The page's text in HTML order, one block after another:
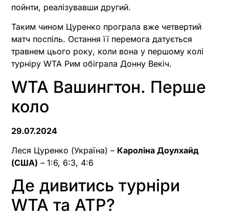
пойнти, реалізувавши другий.
Таким чином Цуренко програла вже четвертий
матч поспіль. Остання її перемога датується
травнем цього року, коли вона у першому колі
турніру WTA Рим обіграла Донну Векіч.
WTA Вашингтон. Перше
коло
29.07.2024
Леся Цуренко (Україна) – Кароліна Доулхайд
(США) – 1:6, 6:3, 4:6
Де дивитись турніри
WTA та ATP?